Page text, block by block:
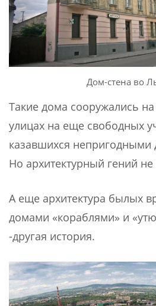
Дом-стена во
Такие дома сооружались
улицах на еще свободных
казавшихся непригодными
Но архитектурный гений не
А еще архитектура былых
домами «кораблями» и
-другая история.